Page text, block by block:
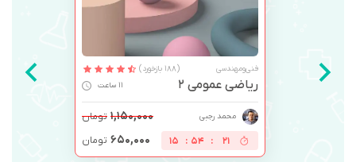
فنی‌ومهندسی (188 بازخورد)
ریاضی عمومی 2 11 ساعت
محمد رجبی ۱,۱۵۰,۰۰۰ تومان
21
:
54
:
15 ۶۵۰,۰۰۰ تومان